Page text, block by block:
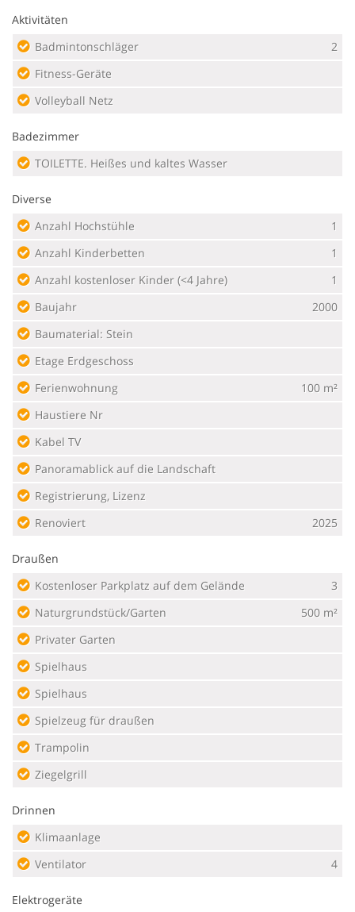
Aktivitäten
Badmintonschläger
2
Fitness-Geräte
Volleyball Netz
Badezimmer
TOILETTE. Heißes und kaltes Wasser
Diverse
Anzahl Hochstühle
1
Anzahl Kinderbetten
1
Anzahl kostenloser Kinder (<4 Jahre)
1
Baujahr
2000
Baumaterial: Stein
Etage Erdgeschoss
Ferienwohnung
100 m²
Haustiere Nr
Kabel TV
Panoramablick auf die Landschaft
Registrierung, Lizenz
Renoviert
2025
Draußen
Kostenloser Parkplatz auf dem Gelände
3
Naturgrundstück/Garten
500 m²
Privater Garten
Spielhaus
Spielhaus
Spielzeug für draußen
Trampolin
Ziegelgrill
Drinnen
Klimaanlage
Ventilator
4
Elektrogeräte